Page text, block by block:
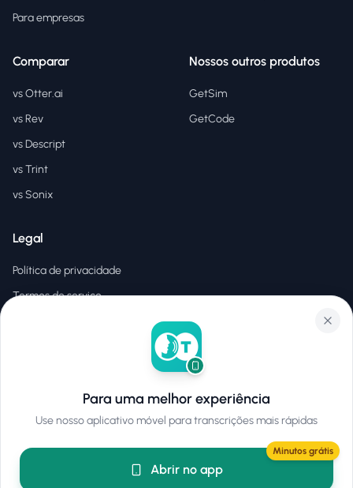
Para empresas
Comparar
vs Otter.ai
vs Rev
vs Descript
vs Trint
vs Sonix
Nossos outros produtos
GetSim
GetCode
Legal
Política de privacidade
Termos de serviço
2026 Hear2Text.Todos os direitos reservados.
Para uma melhor experiência
Use nosso aplicativo móvel para transcrições mais rápidas
Abrir no app
Minutos grátis